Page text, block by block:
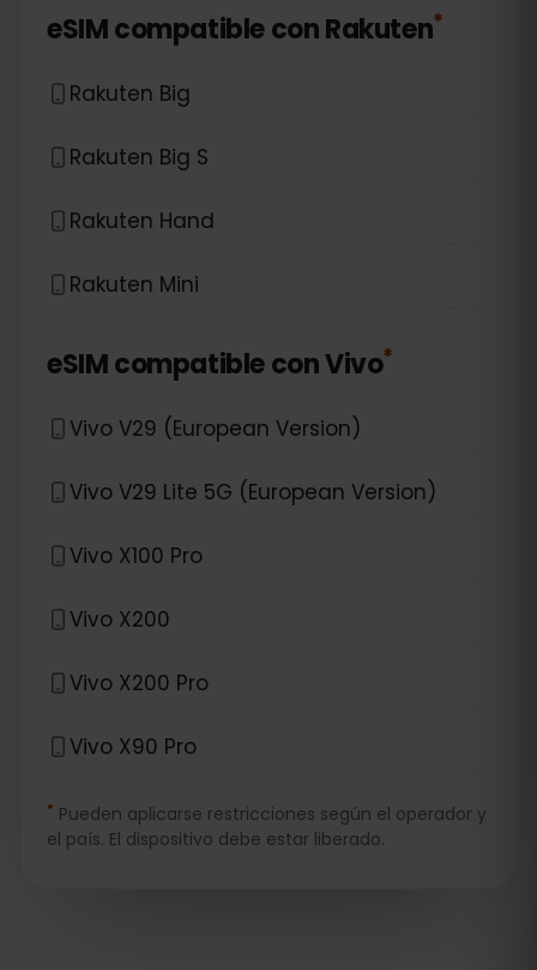
eSIM compatible conRakuten*
Rakuten Big
Rakuten Big S
Rakuten Hand
Rakuten Mini
eSIM compatible conVivo*
Vivo V29 (European Version)
Vivo V29 Lite 5G (European Version)
Vivo X100 Pro
Vivo X200
Vivo X200 Pro
Vivo X90 Pro
* Pueden aplicarse restricciones según el operador y
el país. El dispositivo debe estar liberado.